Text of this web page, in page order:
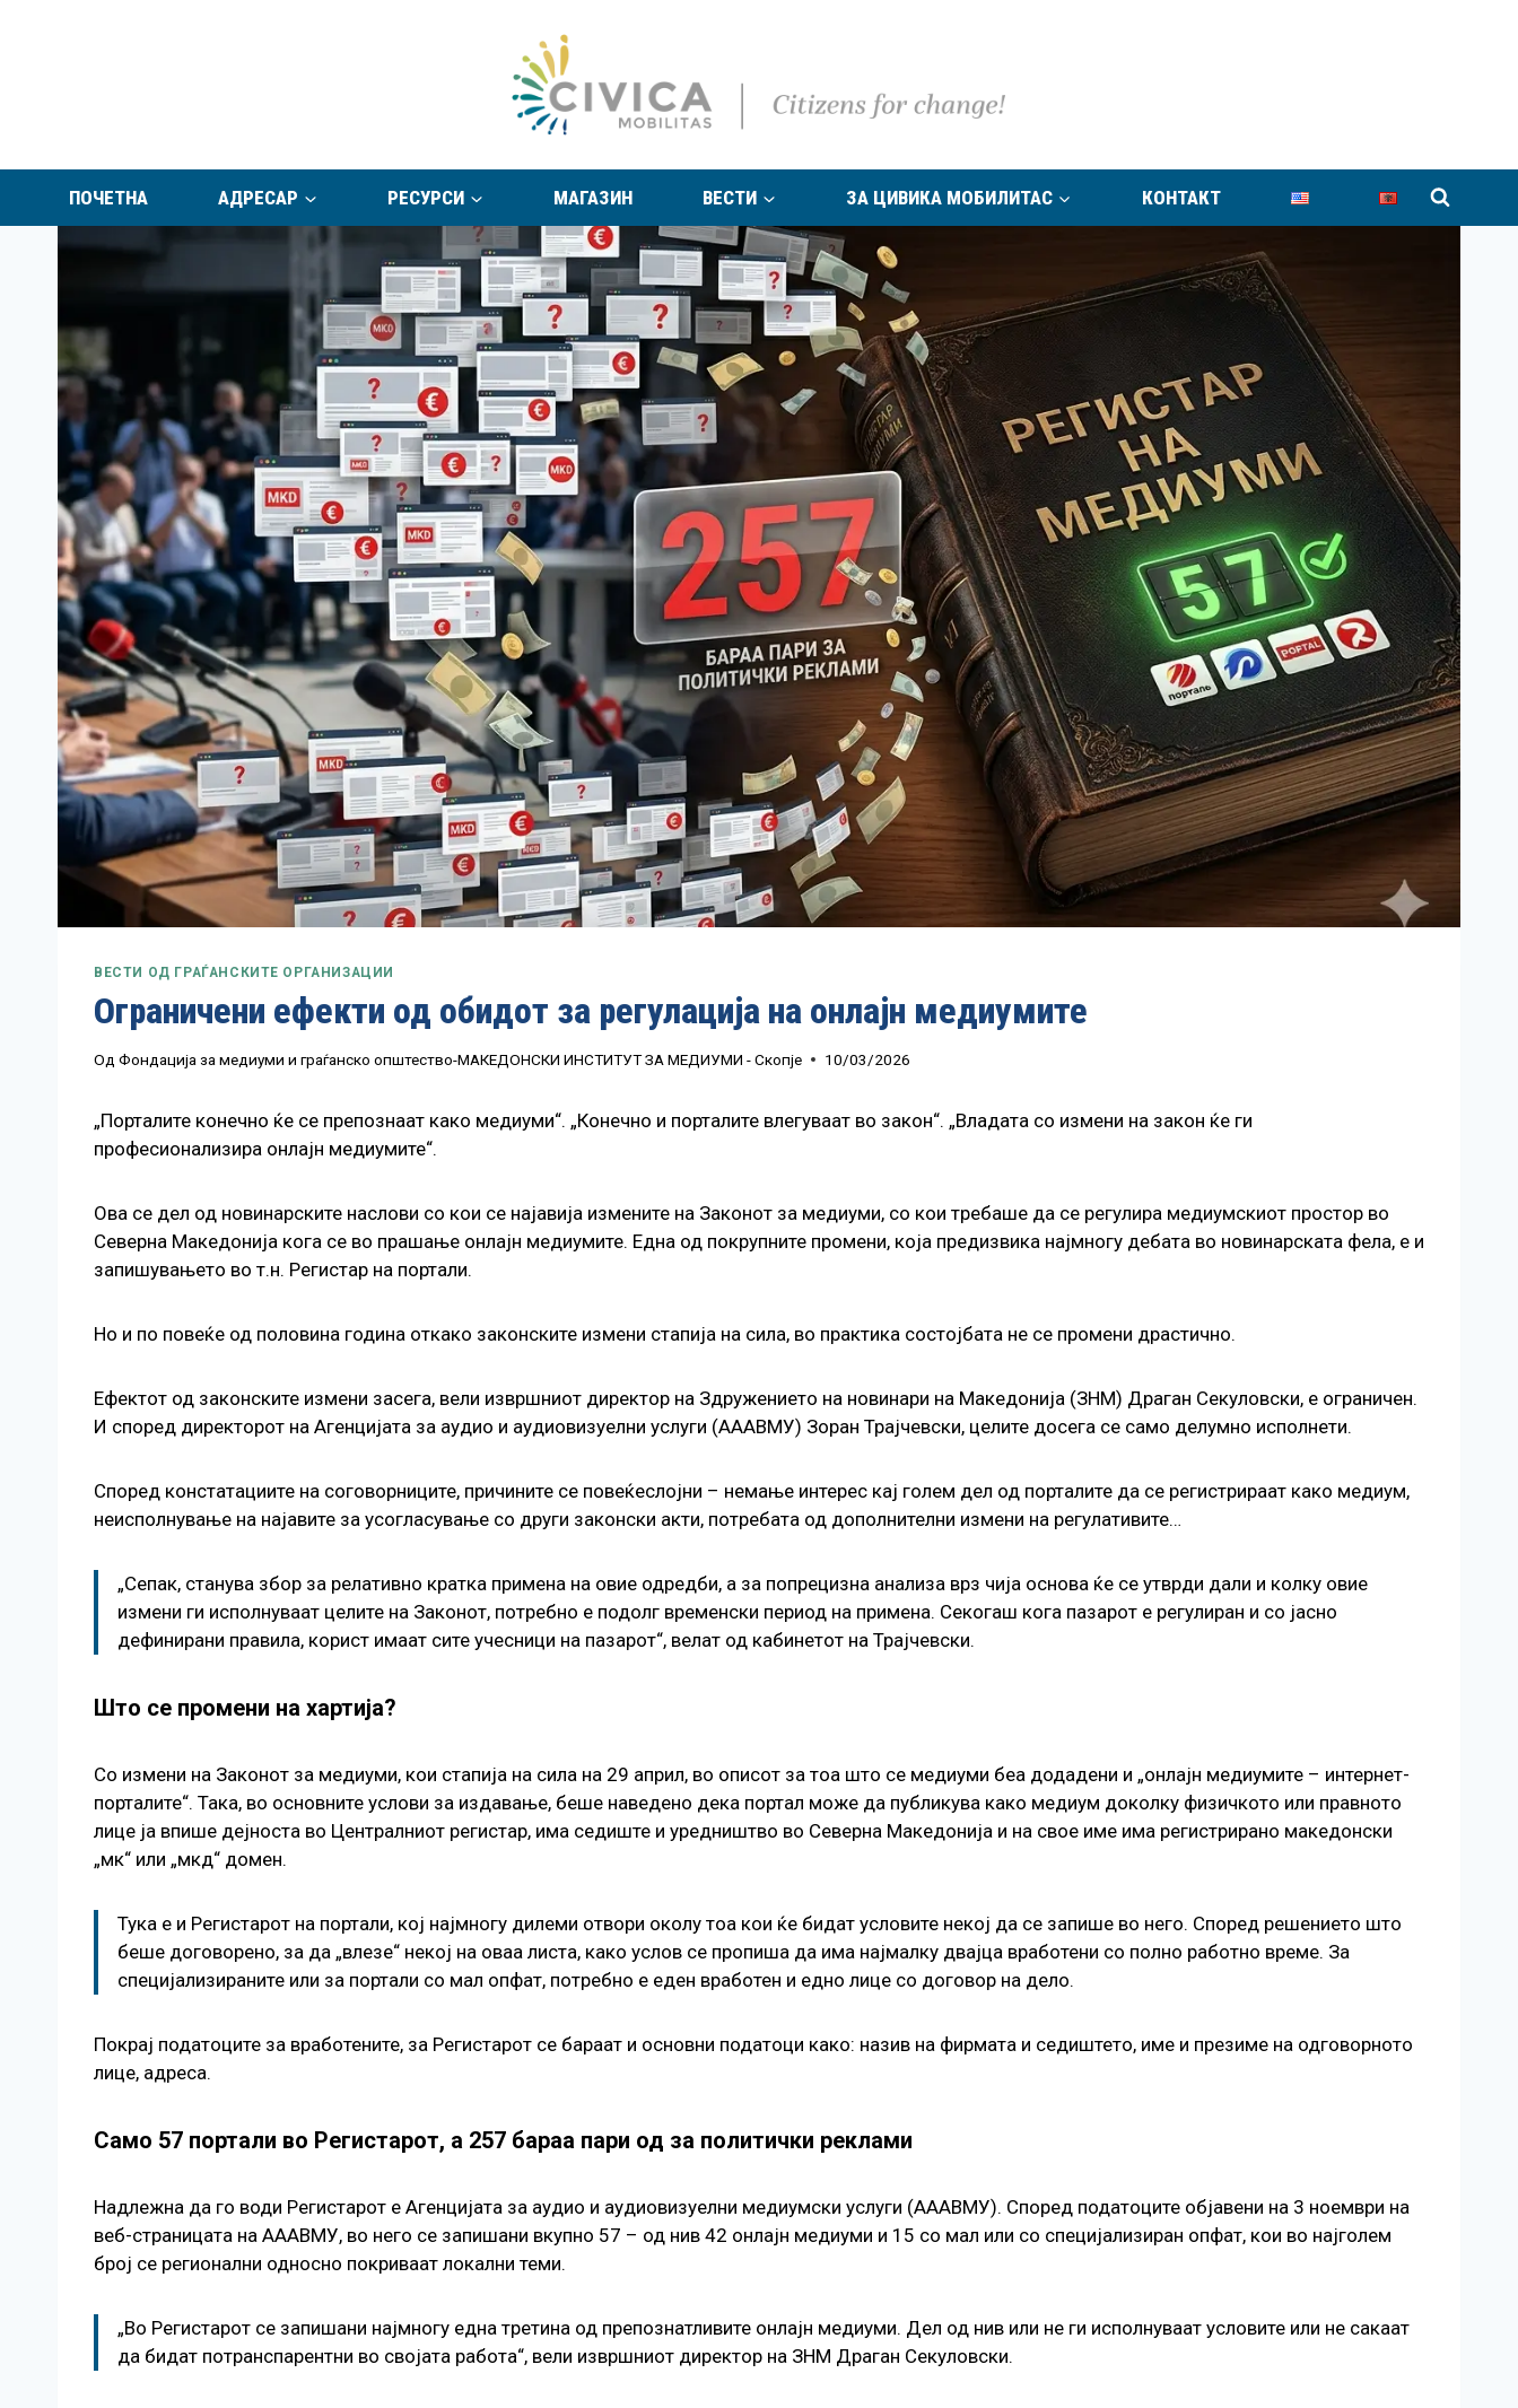
ПОЧЕТНА АДРЕСАР РЕСУРСИ МАГАЗИН ВЕСТИ ЗА ЦИВИКА МОБИЛИТАС КОНТАКТ
ВЕСТИ ОД ГРАЃАНСКИТЕ ОРГАНИЗАЦИИ
Ограничени ефекти од обидот за регулација на онлајн медиумите
Од Фондација за медиуми и граѓанско општество-МАКЕДОНСКИ ИНСТИТУТ ЗА МЕДИУМИ - Скопје 10/03/2026
„Порталите конечно ќе се препознаат како медиуми“. „Конечно и порталите влегуваат во закон“. „Владата со измени на закон ќе ги
професионализира онлајн медиумите“.
Ова се дел од новинарските наслови со кои се најавија измените на Законот за медиуми, со кои требаше да се регулира медиумскиот простор во
Северна Македонија кога се во прашање онлајн медиумите. Една од покрупните промени, која предизвика најмногу дебата во новинарската фела, е и
запишувањето во т.н. Регистар на портали.
Но и по повеќе од половина година откако законските измени стапија на сила, во практика состојбата не се промени драстично.
Ефектот од законските измени засега, вели извршниот директор на Здружението на новинари на Македонија (ЗНМ) Драган Секуловски, е ограничен.
И според директорот на Агенцијата за аудио и аудиовизуелни услуги (АААВМУ) Зоран Трајчевски, целите досега се само делумно исполнети.
Според констатациите на соговорниците, причините се повеќеслојни – немање интерес кај голем дел од порталите да се регистрираат како медиум,
неисполнување на најавите за усогласување со други законски акти, потребата од дополнителни измени на регулативите…
„Сепак, станува збор за релативно кратка примена на овие одредби, а за попрецизна анализа врз чија основа ќе се утврди дали и колку овие
измени ги исполнуваат целите на Законот, потребно е подолг временски период на примена. Секогаш кога пазарот е регулиран и со јасно
дефинирани правила, корист имаат сите учесници на пазарот“, велат од кабинетот на Трајчевски.
Што се промени на хартија?
Со измени на Законот за медиуми, кои стапија на сила на 29 април, во описот за тоа што се медиуми беа додадени и „онлајн медиумите – интернет-
порталите“. Така, во основните услови за издавање, беше наведено дека портал може да публикува како медиум доколку физичкото или правното
лице ја впише дејноста во Централниот регистар, има седиште и уредништво во Северна Македонија и на свое име има регистрирано македонски
„мк“ или „мкд“ домен.
Тука е и Регистарот на портали, кој најмногу дилеми отвори околу тоа кои ќе бидат условите некој да се запише во него. Според решението што
беше договорено, за да „влезе“ некој на оваа листа, како услов се пропиша да има најмалку двајца вработени со полно работно време. За
специјализираните или за портали со мал опфат, потребно е еден вработен и едно лице со договор на дело.
Покрај податоците за вработените, за Регистарот се бараат и основни податоци како: назив на фирмата и седиштето, име и презиме на одговорното
лице, адреса.
Само 57 портали во Регистарот, а 257 бараа пари од за политички реклами
Надлежна да го води Регистарот е Агенцијата за аудио и аудиовизуелни медиумски услуги (АААВМУ). Според податоците објавени на 3 ноември на
веб-страницата на АААВМУ, во него се запишани вкупно 57 – од нив 42 онлајн медиуми и 15 со мал или со специјализиран опфат, кои во најголем
број се регионални односно покриваат локални теми.
„Во Регистарот се запишани најмногу една третина од препознатливите онлајн медиуми. Дел од нив или не ги исполнуваат условите или не сакаат
да бидат потранспарентни во својата работа“, вели извршниот директор на ЗНМ Драган Секуловски.